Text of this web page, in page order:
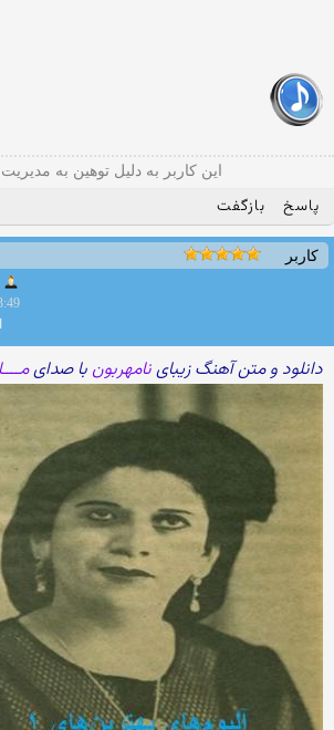
این کاربر به دلیل توهین به
پاسخ بازگفت
کاربر
دانلود و متن آهنگ زیباینامهربون با صدای